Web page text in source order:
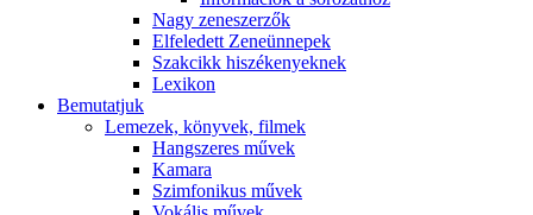
Nagy zeneszerzők
Elfeledett Zeneünnepek
Szakcikk hiszékenyeknek
Lexikon
Bemutatjuk
Lemezek, könyvek, filmek
Hangszeres művek
Kamara
Szimfonikus művek